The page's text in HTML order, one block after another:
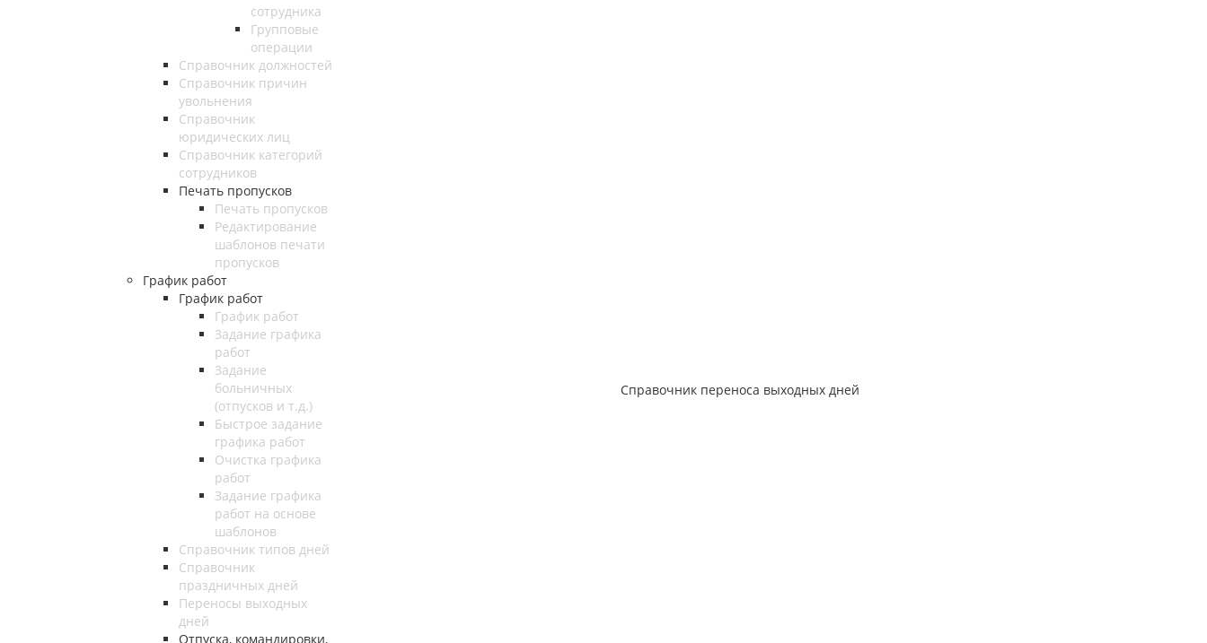
сотрудника
Групповые
операции
Справочник должностей
Справочник причин
увольнения
Справочник
юридических лиц
Справочник категорий
сотрудников
Печать пропусков
Печать пропусков
Редактирование
шаблонов печати
пропусков
График работ
График работ
График работ
Задание графика
работ
Задание
больничных
(отпусков и т.д.)
Быстрое задание
графика работ
Очистка графика
работ
Задание графика
работ на основе
шаблонов
Справочник типов дней
Справочник
праздничных дней
Переносы выходных
дней
Отпуска, командировки,
Справочник переноса выходных дней